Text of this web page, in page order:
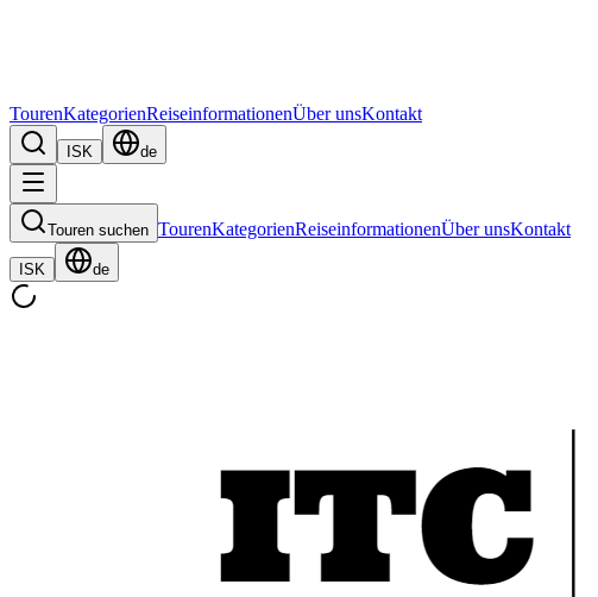
TourenKategorienReiseinformationenÜber unsKontakt
ISK de
Touren suchen TourenKategorienReiseinformationenÜber unsKontakt
ISK de